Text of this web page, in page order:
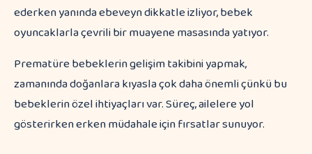
Prematüre bebeklerin gelişim takibini yapmak,
zamanında doğanlara kıyasla çok daha önemli çünkü bu
bebeklerin özel ihtiyaçları var. Süreç, ailelere yol
gösterirken erken müdahale için fırsatlar sunuyor.